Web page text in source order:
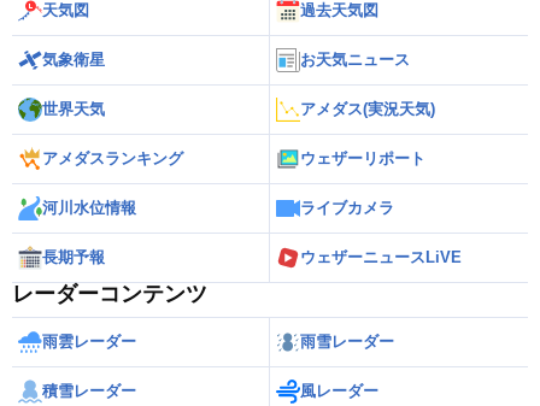
天気図 過去天気図
気象衛星 お天気ニュース
世界天気 アメダス(実況天気)
アメダスランキング ウェザーリポート
河川水位情報 ライブカメラ
長期予報 ウェザーニュースLiVE
レーダーコンテンツ
雨雲レーダー 雨雪レーダー
積雪レーダー 風レーダー